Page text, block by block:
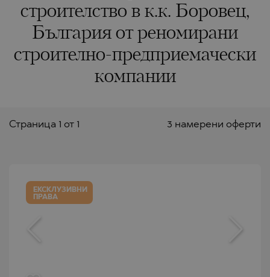
строителство в к.к. Боровец,
България от реномирани
строително-предприемачески
компании
3 намерени оферти
Страницa 1 от 1
ЕКСКЛУЗИВНИ
ПРАВА